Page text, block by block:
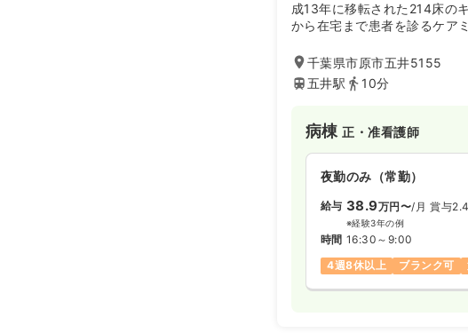
成13年に移転された214床の
から在宅まで患者を診るケア
充実していますので、安心し
千葉県市原市五井5155
五井駅
10分
病棟正・准看護師
夜勤のみ（常勤）
給与 38.9万円〜/月 賞与
※経験3年の例
時間 16:30～9:00
4週8休以上
ブランク可